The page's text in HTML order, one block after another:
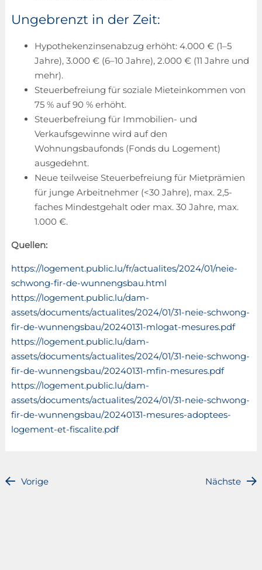
Ungebrenzt in der Zeit:
Hypothekenzinsenabzug erhöht: 4.000 € (1–5
Jahre), 3.000 € (6–10 Jahre), 2.000 € (11 Jahre und
mehr).
Steuerbefreiung für soziale Mieteinkommen von
75 % auf 90 % erhöht.
Steuerbefreiung für Immobilien- und
Verkaufsgewinne wird auf den
Wohnungsbaufonds (Fonds du Logement)
ausgedehnt.
Neue teilweise Steuerbefreiung für Mietprämien
für junge Arbeitnehmer (<30 Jahre), max. 2,5-
faches Mindestgehalt oder max. 30 Jahre, max.
1.000 €.
Quellen:
https://logement.public.lu/fr/actualites/2024/01/neie-
schwong-fir-de-wunnengsbau.html
https://logement.public.lu/dam-
assets/documents/actualites/2024/01/31-neie-schwong-
fir-de-wunnengsbau/20240131-mlogat-mesures.pdf
https://logement.public.lu/dam-
assets/documents/actualites/2024/01/31-neie-schwong-
fir-de-wunnengsbau/20240131-mfin-mesures.pdf
https://logement.public.lu/dam-
assets/documents/actualites/2024/01/31-neie-schwong-
fir-de-wunnengsbau/20240131-mesures-adoptees-
logement-et-fiscalite.pdf
Vorige Nächste